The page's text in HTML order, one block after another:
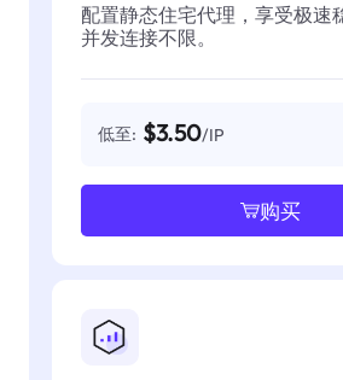
配置静态住宅代理，享受极速
并发连接不限。
低至: $3.50/IP
购买